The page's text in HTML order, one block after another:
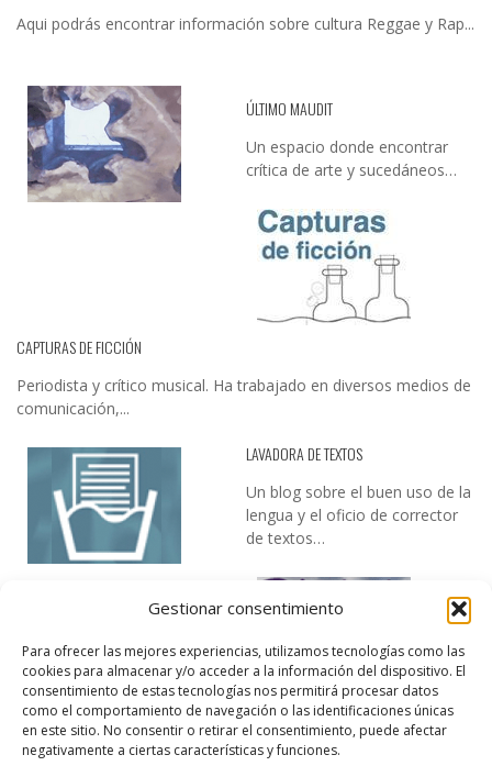
Gestionar consentimiento
Para ofrecer las mejores experiencias, utilizamos tecnologías como las
cookies para almacenar y/o acceder a la información del dispositivo. El
consentimiento de estas tecnologías nos permitirá procesar datos
como el comportamiento de navegación o las identificaciones únicas
en este sitio. No consentir o retirar el consentimiento, puede afectar
negativamente a ciertas características y funciones.
Aqui podrás encontrar información sobre cultura Reggae y Rap...
ÚLTIMO MAUDIT
Un espacio donde encontrar
crítica de arte y sucedáneos…
CAPTURAS DE FICCIÓN
Periodista y crítico musical. Ha trabajado en diversos medios de
comunicación,...
LAVADORA DE TEXTOS
Un blog sobre el buen uso de la
lengua y el oficio de corrector
de textos…
DESIREE MARTÍN
…la realidad, es que cada día es más complicado realizar esos